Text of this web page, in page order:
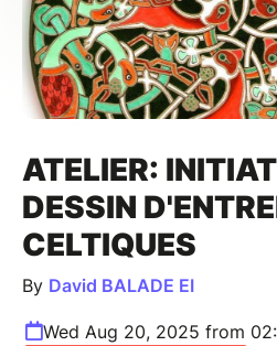
ATELIER:
DESSIN
CELTIQUES
By David BALADE EI
Wed Aug 20, 2025 from